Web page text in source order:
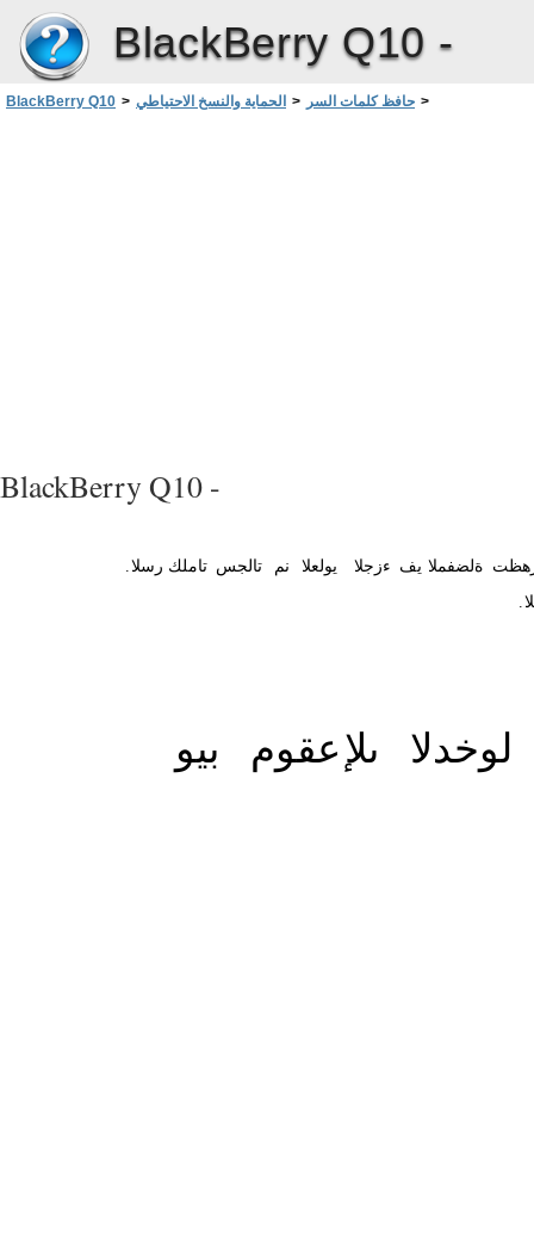
BlackBerry Q10 -
BlackBerry Q10 > الحماية والنسخ الاحتياطي > حافظ كلمات السر >
BlackBerry Q10 -
. ةلضفملا يف ءزجلا يولعلا نم تالجس تاملك رسلا.
.
لوخدلا ىلإعقوم بيو